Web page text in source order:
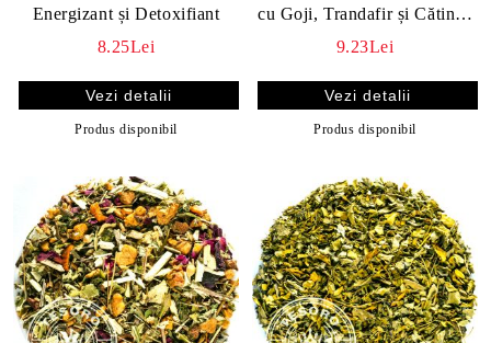
Energizant și Detoxifiant
8.25Lei
Vezi detalii
Produs disponibil
cu Goji, Trandafir și Cătină |
Relaxare & Revigorare
9.23Lei
Vezi detalii
Produs disponibil